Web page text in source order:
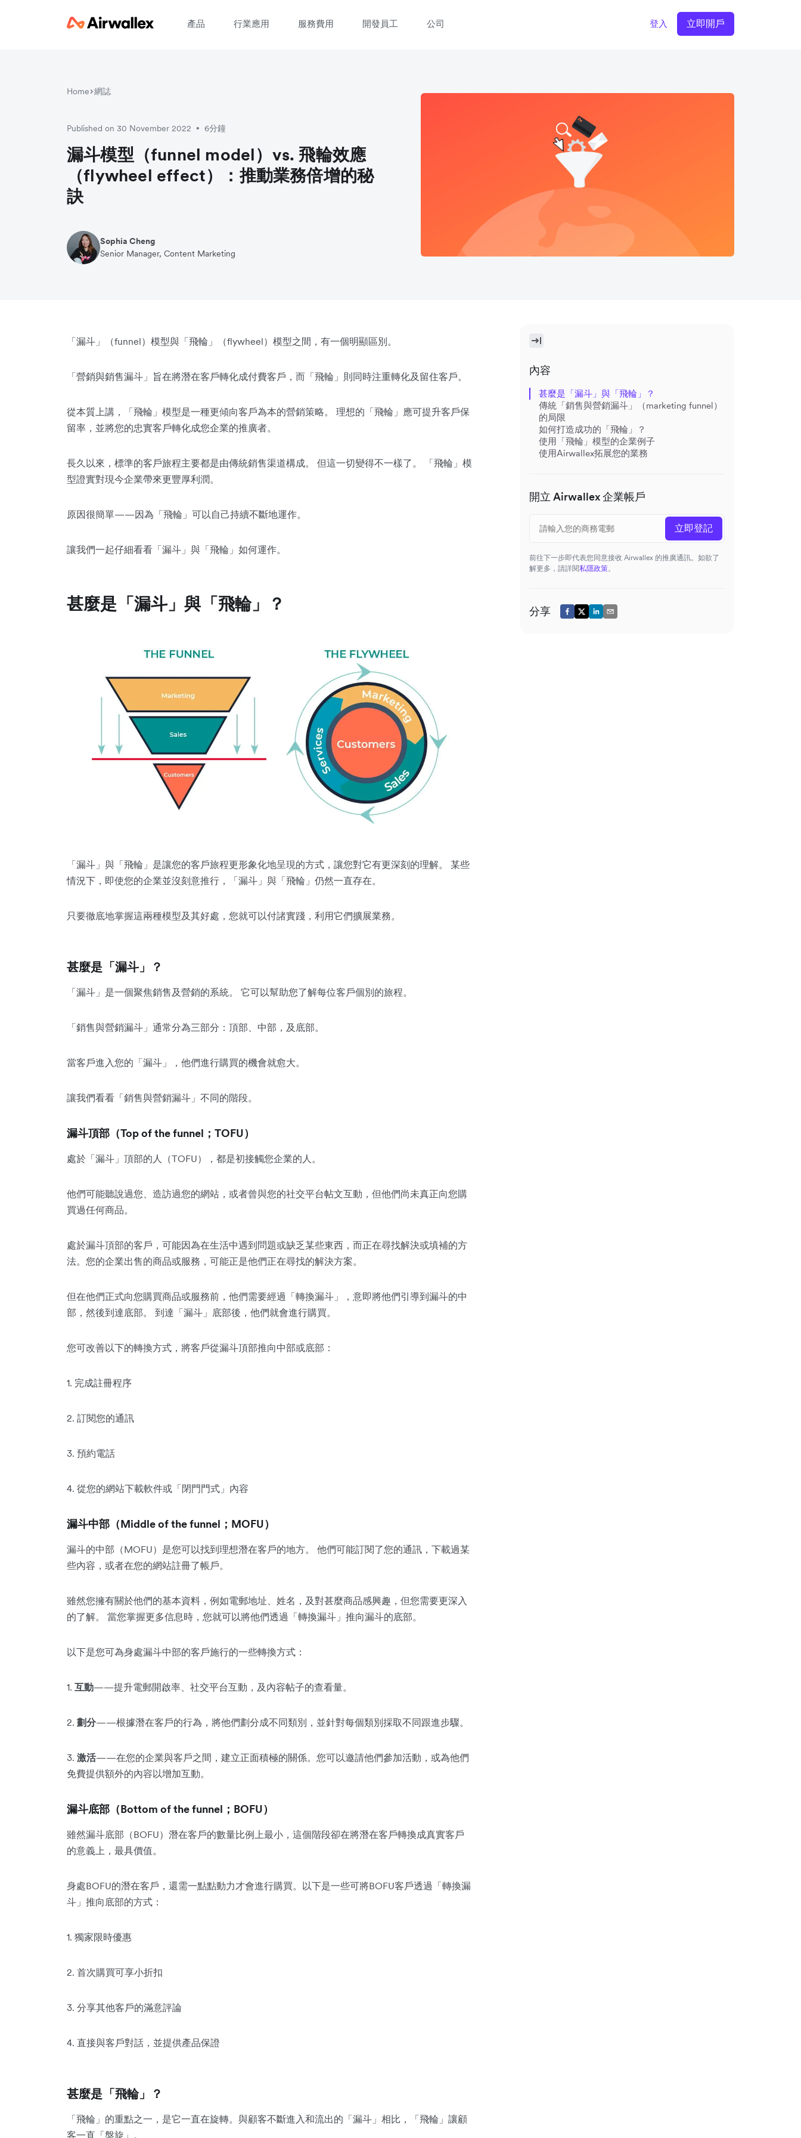
產品 行業應用 服務費用 開發員工 公司 登入 立即開戶
Home 網誌
Published on 30 November 2022 • 6分鐘
漏斗模型（funnel model）vs. 飛輪效應
（flywheel effect）：推動業務倍增的秘
訣
Sophia Cheng
Senior Manager, Content Marketing
「漏斗」（funnel）模型與「飛輪」（flywheel）模型之間，有一個明顯區別。
「營銷與銷售漏斗」旨在將潛在客戶轉化成付費客戶，而「飛輪」則同時注重轉化及留住客戶。
從本質上講，「飛輪」模型是一種更傾向客戶為本的營銷策略。 理想的「飛輪」應可提升客戶保
留率，並將您的忠實客戶轉化成您企業的推廣者。
長久以來，標準的客戶旅程主要都是由傳統銷售渠道構成。 但這一切變得不一樣了。 「飛輪」模
型證實對現今企業帶來更豐厚利潤。
原因很簡單——因為「飛輪」可以自己持續不斷地運作。
讓我們一起仔細看看「漏斗」與「飛輪」如何運作。
甚麼是「漏斗」與「飛輪」？
「漏斗」與「飛輪」是讓您的客戶旅程更形象化地呈現的方式，讓您對它有更深刻的理解。 某些
情況下，即使您的企業並沒刻意推行，「漏斗」與「飛輪」仍然一直存在。
只要徹底地掌握這兩種模型及其好處，您就可以付諸實踐，利用它們擴展業務。
甚麼是「漏斗」？
「漏斗」是一個聚焦銷售及營銷的系統。 它可以幫助您了解每位客戶個別的旅程。
「銷售與營銷漏斗」通常分為三部分：頂部、中部，及底部。
當客戶進入您的「漏斗」，他們進行購買的機會就愈大。
讓我們看看「銷售與營銷漏斗」不同的階段。
漏斗頂部（Top of the funnel；TOFU）
處於「漏斗」頂部的人（TOFU），都是初接觸您企業的人。
他們可能聽說過您、造訪過您的網站，或者曾與您的社交平台帖文互動，但他們尚未真正向您購
買過任何商品。
處於漏斗頂部的客戶，可能因為在生活中遇到問題或缺乏某些東西，而正在尋找解決或填補的方
法。您的企業出售的商品或服務，可能正是他們正在尋找的解決方案。
但在他們正式向您購買商品或服務前，他們需要經過「轉換漏斗」，意即將他們引導到漏斗的中
部，然後到達底部。 到達「漏斗」底部後，他們就會進行購買。
您可改善以下的轉換方式，將客戶從漏斗頂部推向中部或底部：
1. 完成註冊程序
2. 訂閱您的通訊
3. 預約電話
4. 從您的網站下載軟件或「閉門門式」內容
漏斗中部（Middle of the funnel；MOFU）
漏斗的中部（MOFU）是您可以找到理想潛在客戶的地方。 他們可能訂閱了您的通訊，下載過某
些內容，或者在您的網站註冊了帳戶。
雖然您擁有關於他們的基本資料，例如電郵地址、姓名，及對甚麼商品感興趣，但您需要更深入
的了解。 當您掌握更多信息時，您就可以將他們透過「轉換漏斗」推向漏斗的底部。
以下是您可為身處漏斗中部的客戶施行的一些轉換方式：
1. 互動——提升電郵開啟率、社交平台互動，及內容帖子的查看量。
2. 劃分——根據潛在客戶的行為，將他們劃分成不同類別，並針對每個類別採取不同跟進步驟。
3. 激活——在您的企業與客戶之間，建立正面積極的關係。您可以邀請他們參加活動，或為他們
免費提供額外的內容以增加互動。
漏斗底部（Bottom of the funnel；BOFU）
雖然漏斗底部（BOFU）潛在客戶的數量比例上最小，這個階段卻在將潛在客戶轉換成真實客戶
的意義上，最具價值。
身處BOFU的潛在客戶，還需一點點動力才會進行購買。以下是一些可將BOFU客戶透過「轉換漏
斗」推向底部的方式：
1. 獨家限時優惠
2. 首次購買可享小折扣
3. 分享其他客戶的滿意評論
4. 直接與客戶對話，並提供產品保證
甚麼是「飛輪」？
「飛輪」的重點之一，是它一直在旋轉。與顧客不斷進入和流出的「漏斗」相比，「飛輪」讓顧
客一直「盤旋」。
內容
甚麼是「漏斗」與「飛輪」？
傳統「銷售與營銷漏斗」（marketing funnel）
的局限
如何打造成功的「飛輪」？
使用「飛輪」模型的企業例子
使用Airwallex拓展您的業務
開立 Airwallex 企業帳戶
立即登記
前往下一步即代表您同意接收 Airwallex 的推廣通訊。如欲了
解更多，請詳閱私隱政策。
分享
立即觀看 3 分鐘體驗短片